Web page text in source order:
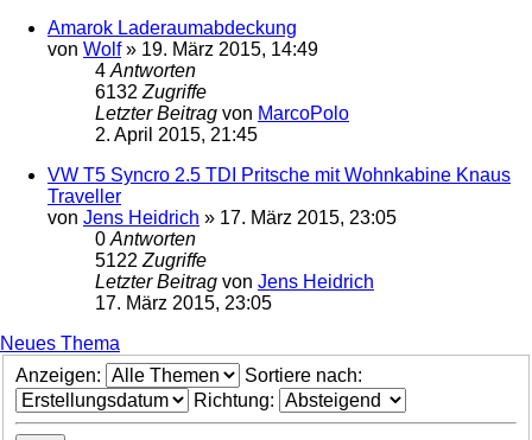
Amarok Laderaumabdeckung
von Wolf» 19. März 2015, 14:49
4 Antworten
6132 Zugriffe
Letzter Beitrag von MarcoPolo
2. April 2015, 21:45
VW T5 Syncro 2.5 TDI Pritsche mit Wohnkabine Knaus
Traveller
von Jens Heidrich » 17. März 2015, 23:05
0 Antworten
5122 Zugriffe
Letzter Beitrag von Jens Heidrich
17. März 2015, 23:05
Neues Thema
Anzeigen:
Sortiere nach:
Richtung: